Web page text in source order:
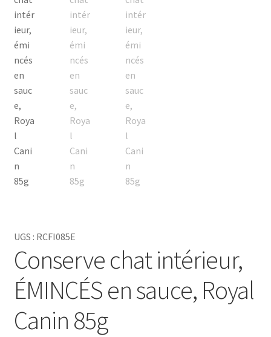
UGS : RCFI085E
Conserve chat intérieur,
ÉMINCÉS en sauce, Royal
Canin 85g